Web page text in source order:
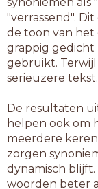
"verrassend".
de toon van het
grappig gedicht
gebruikt. Terwijl
serieuzere tekst.
De resultaten
helpen ook om
meerdere
zorgen
dynamisch
woorden beter